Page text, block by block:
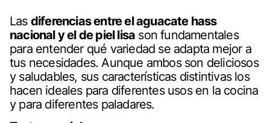
Las diferencias entre el aguacate hass
nacional y el de piel lisa son fundamentales
para entender qué variedad se adapta mejor a
tus necesidades. Aunque ambos son deliciosos
y saludables, sus características distintivas los
hacen ideales para diferentes usos en la cocina
y para diferentes paladares.